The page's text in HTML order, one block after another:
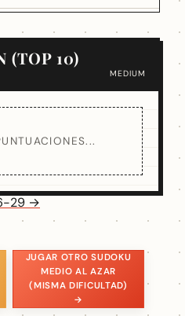
(TOP 10)
MEDIUM
29 →
JUGAR OTRO SUDOKU
MEDIO AL AZAR
(MISMA DIFICULTAD)
→